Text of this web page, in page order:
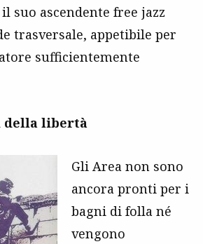
il suo ascendente free jazz
trasversale, appetibile per
sufficientemente
della libertà
Gli Area non sono
ancora pronti per i
bagni di folla né
vengono